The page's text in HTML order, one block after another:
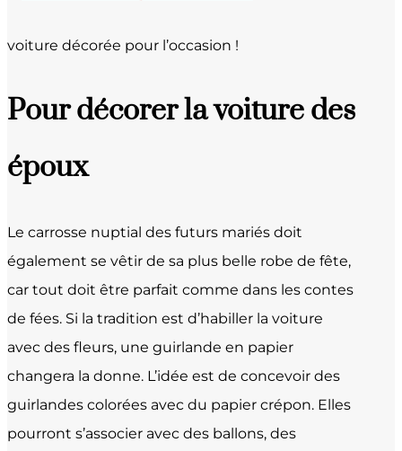
voiture décorée pour l’occasion !
Pour décorer la voiture des
époux
Le carrosse nuptial des futurs mariés doit
également se vêtir de sa plus belle robe de fête,
car tout doit être parfait comme dans les contes
de fées. Si la tradition est d’habiller la voiture
avec des fleurs, une guirlande en papier
changera la donne. L’idée est de concevoir des
guirlandes colorées avec du papier crépon. Elles
pourront s’associer avec des ballons, des